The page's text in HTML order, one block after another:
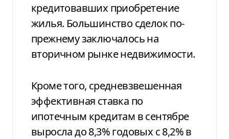
кредитовавших приобретение
жилья. Большинство сделок по-
прежнему заключалось на
вторичном рынке недвижимости.
Кроме того, средневзвешенная
эффективная ставка по
ипотечным кредитам в сентябре
выросла до 8,3% годовых с 8,2% в